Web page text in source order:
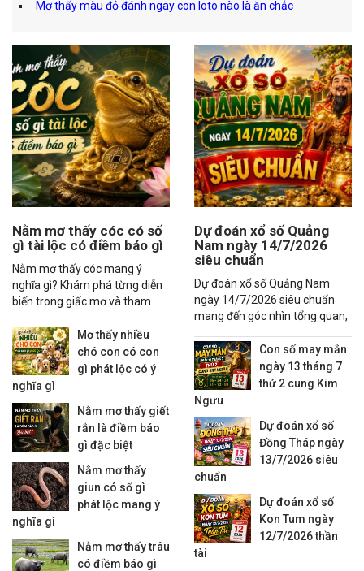
Mơ thấy màu đỏ đánh ngay con loto nào là ăn chắc
Nằm mơ thấy cóc có số
gì tài lộc có điềm báo gì
Nằm mơ thấy cóc mang ý
nghĩa gì? Khám phá từng diễn
biến trong giấc mơ và tham
quan đầy đủ. Mơ thấy nhiều
chó con có con
gì phát lộc có ý
nghĩa gì
Nằm mơ thấy giết
rắn là điềm báo
gì đặc biệt
Nằm mơ thấy
giun có số gì
phát lộc mang ý
nghĩa gì
Nằm mơ thấy trâu
có điềm báo gì
Dự đoán xổ số Quảng
Nam ngày 14/7/2026
siêu chuẩn
Dự đoán xổ số Quảng Nam
ngày 14/7/2026 siêu chuẩn
mang đến góc nhìn tổng quan,
nhận định đáng quan tâm
Con số may mắn
ngày 13 tháng 7
thứ 2 cung Kim
Ngưu
Dự đoán xổ số
Đồng Tháp ngày
13/7/2026 siêu
chuẩn
Dự đoán xổ số
Kon Tum ngày
12/7/2026 thần
tài